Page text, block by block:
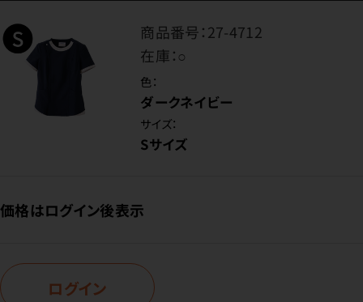
商品番号：27-4712
在庫：○
色：
ダークネイビー
サイズ：
Sサイズ
価格はログイン後表示
ログイン